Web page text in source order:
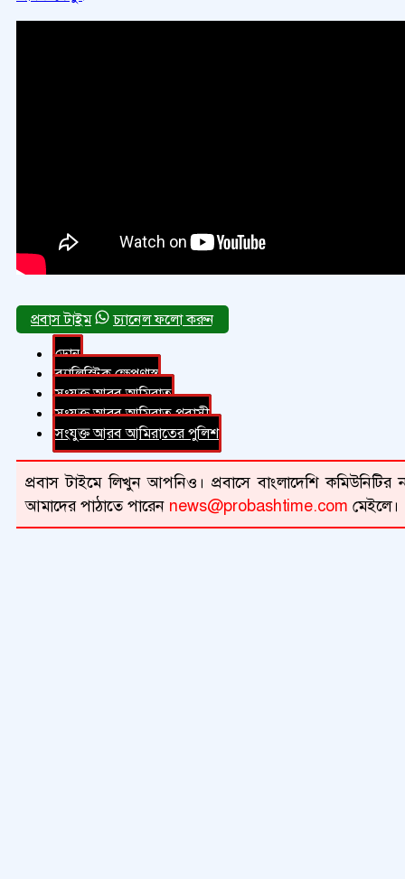
চ্যানেল ফলো করুন
ড্রোন
ব্যালিস্টিক ক্ষেপণাস্ত্র
সংযুক্ত আরব আমিরাত
সংযুক্ত আরব আমিরাত প্রবাসী
সংযুক্ত আরব আমিরাতের পুলিশ
প্রবাস টাইমে লিখুন আপনিও। প্রবাসে বাংলাদেশি
আমাদের পাঠাতে পারেন news@probashtime.com মেইলে।